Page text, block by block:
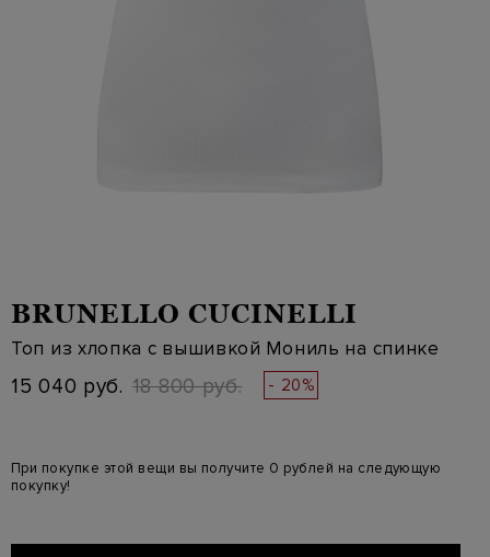
BRUNELLO CUCINELLI
Топ из хлопка с вышивкой Мониль на спинке
15 040 руб. 18 800 руб. - 20%
При покупке этой вещи вы получите 0 рублей на следующую
покупку!